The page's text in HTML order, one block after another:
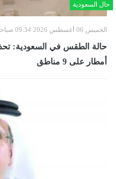
حال السعودية
الخميس 06 أغسطس 2026 09:34 صباحاً
حالة الطقس في السعودية:
أمطار على 9 مناطق